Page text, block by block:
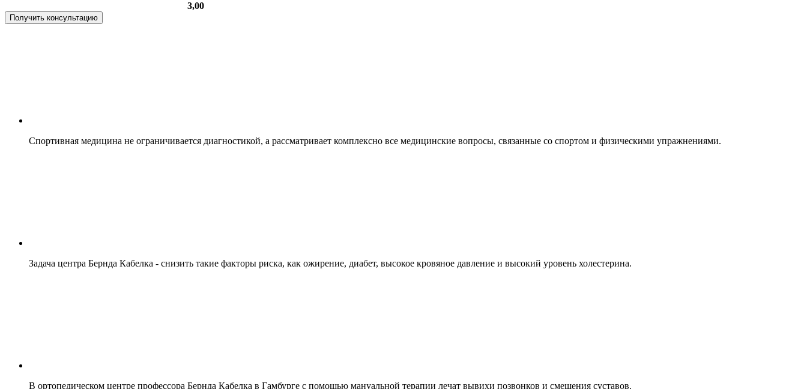
3,00
Получить консультацию
Спортивная медицина не ограничивается диагностикой, а рассматривает комплексно все медицинские вопросы, связанные со спортом и физическими упражнениями.
Задача центра Бернда Кабелка - снизить такие факторы риска, как ожирение, диабет, высокое кровяное давление и высокий уровень холестерина.
В ортопедическом центре профессора Бернда Кабелка в Гамбурге с помощью мануальной терапии лечат вывихи позвонков и смещения суставов.